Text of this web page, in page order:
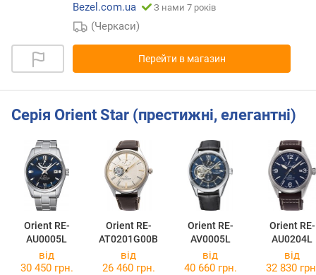
Bezel.com.ua
З нами 7 років
(Черкаси)
Перейти в магазин
Серія Orient Star (престижні, елегантні)
Orient RE-
AU0005L
Orient RE-
AT0201G00B
Orient RE-
AV0005L
Orient RE-
AU0204L
від
30 450 грн.
від
26 460 грн.
від
40 660 грн.
від
32 830